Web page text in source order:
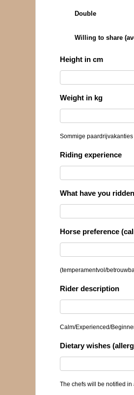
Double
Willing to share
Height in cm
Weight in kg
Sommige
Riding experience
What have you
Horse preference
(temperamentvol/
Rider description
Calm/Experienced/
Dietary wishes
The chefs will be notified in